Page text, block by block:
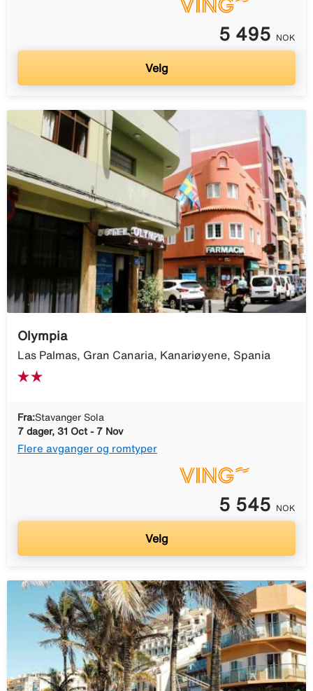
5 495 NOK
Velg
Olympia
Las Palmas, Gran Canaria, Kanariøyene, Spania
Fra:Stavanger Sola
7 dager, 31 Oct - 7 Nov
Flere avganger og romtyper
5 545 NOK
Velg